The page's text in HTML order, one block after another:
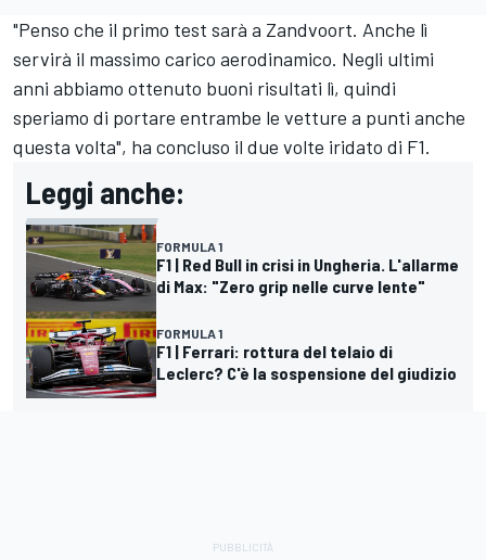
"Penso che il primo test sarà a Zandvoort. Anche lì
servirà il massimo carico aerodinamico. Negli ultimi
anni abbiamo ottenuto buoni risultati lì, quindi
speriamo di portare entrambe le vetture a punti anche
questa volta", ha concluso il due volte iridato di F1.
Leggi anche:
FORMULA 1
F1 | Red Bull in crisi in Ungheria. L'allarme
di Max: "Zero grip nelle curve lente"
FORMULA 1
F1 | Ferrari: rottura del telaio di
Leclerc? C'è la sospensione del giudizio